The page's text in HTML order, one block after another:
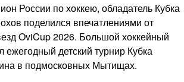
России по хоккею, обладатель Кубка
поделился впечатлениями от
OviCup 2026. Большой хоккейный
ежегодный детский турнир Кубка
в подмосковных Мытищах.